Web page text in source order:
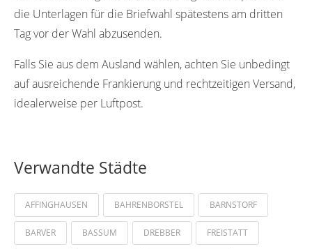
die Unterlagen für die Briefwahl spätestens am dritten
Tag vor der Wahl abzusenden.
Falls Sie aus dem Ausland wählen, achten Sie unbedingt
auf ausreichende Frankierung und rechtzeitigen Versand,
idealerweise per Luftpost.
Verwandte Städte
AFFINGHAUSEN BAHRENBORSTEL BARNSTORF
BARVER BASSUM DREBBER FREISTATT